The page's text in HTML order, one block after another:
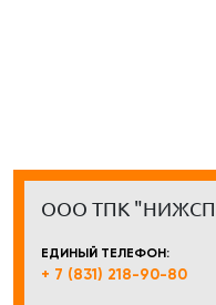
ООО ТПК
ЕДИНЫЙ ТЕЛЕФОН:
+ 7 (831) 218-90-80